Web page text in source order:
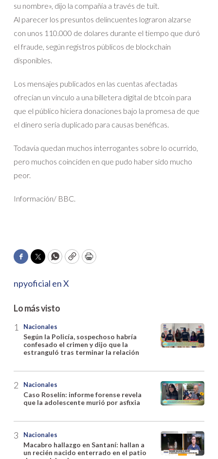
su nombre», dijo la compañía a través de tuit.
Al parecer los presuntos delincuentes lograron alzarse
con unos 110.000 de dolares durante el tiempo que duró
el fraude, según registros públicos de blockchain
disponibles.
Los mensajes publicados en las cuentas afectadas
ofrecían un vínculo a una billetera digital de btcoin para
que el público hiciera donaciones bajo la promesa de que
el dinero sería duplicado para causas benéficas.
Todavía quedan muchos interrogantes sobre lo ocurrido,
pero muchos coinciden en que pudo haber sido mucho
peor.
Información/ BBC.
Facebook
TwitterWhatsApp
CopyPrint
npyoficial en X
Lo más visto
Nacionales
Según la Policía, sospechoso habría
confesado el crimen y dijo que la
estranguló tras terminar la relación
Nacionales
Caso Roselín: informe forense revela
que la adolescente murió por asfixia
Nacionales
Macabro hallazgo en Santaní: hallan a
un recién nacido enterrado en el patio